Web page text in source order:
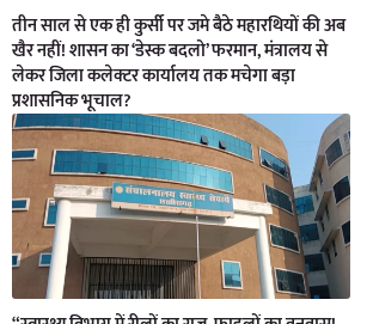
तीन साल से एक ही कुर्सी पर जमे बैठे महारथियों की अब
खैर नहीं! शासन का ‘डेस्क बदलो’ फरमान, मंत्रालय से
लेकर जिला कलेक्टर कार्यालय तक मचेगा बड़ा
प्रशासनिक भूचाल?